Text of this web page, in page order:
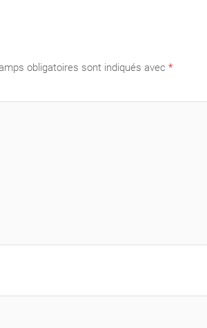
obligatoires sont indiqués avec *